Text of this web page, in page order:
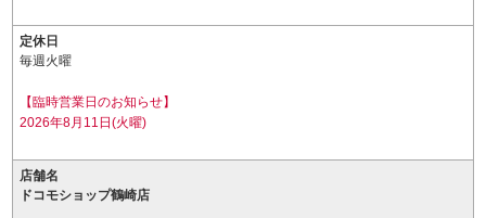
定休日
毎週火曜
【臨時営業日のお知らせ】
2026年8月11日(火曜)
店舗名
ドコモショップ鶴崎店